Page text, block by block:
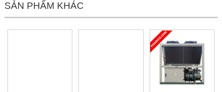
SẢN PHẨM KHÁC